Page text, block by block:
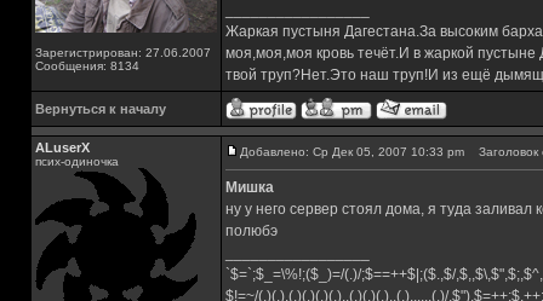
Зарегистрирован: 27.06.2007
Сообщения: 8134
Жаркая пустыня Дагестана.За высоким
моя,моя,моя кровь течёт.И в жаркой
твой труп?Нет.Это наш труп!И из ещё
Вернуться к началу
ALuserX
псих-одиночка
Добавлено: Ср Дек 05, 2007 10:33 pm Заголовок
Мишка
ну у него сервер стоял дома, я туда
полюбэ
`$=`;$_=\%!;($_)=/(.)/;$==++$|;($.,$/
$!=~/(.)(.).(.)(.)(.)(.)..(.)(.)(.)..(.)......(.)/